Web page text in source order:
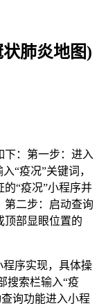
肺炎地图)
下：第一步：进入
“疫况”关键词，
“疫况”小程序并
第二步：启动查询
顶部显眼位置的
程序实现，具体操
搜索栏输入“疫
询功能进入小程